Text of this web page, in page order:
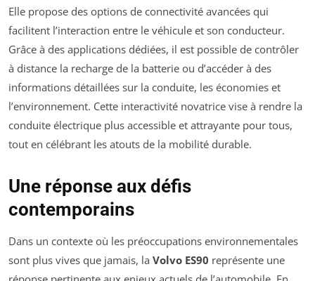
Elle propose des options de connectivité avancées qui
facilitent l’interaction entre le véhicule et son conducteur.
Grâce à des applications dédiées, il est possible de contrôler
à distance la recharge de la batterie ou d’accéder à des
informations détaillées sur la conduite, les économies et
l’environnement. Cette interactivité novatrice vise à rendre la
conduite électrique plus accessible et attrayante pour tous,
tout en célébrant les atouts de la mobilité durable.
Une réponse aux défis
contemporains
Dans un contexte où les préoccupations environnementales
sont plus vives que jamais, la Volvo ES90 représente une